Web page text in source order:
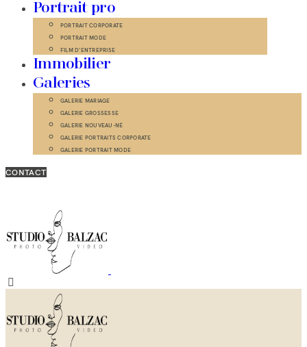
Portrait pro
PORTRAIT CORPORATE
PORTRAIT MODE
FILM D’ENTREPRISE
Immobilier
Galeries
GALERIE MARIAGE
GALERIE GROSSESSE
GALERIE NOUVEAU-NÉ
GALERIE PORTRAITS CORPORATE
GALERIE PORTRAIT MODE
CONTACT